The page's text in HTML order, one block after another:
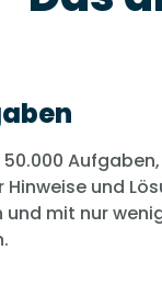
und
mit nur